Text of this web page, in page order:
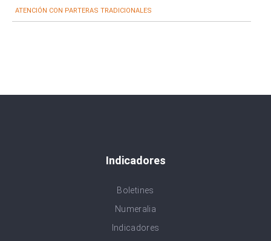
ATENCIÓN CON PARTERAS TRADICIONALES
Indicadores
Boletines
Numeralia
Indicadores